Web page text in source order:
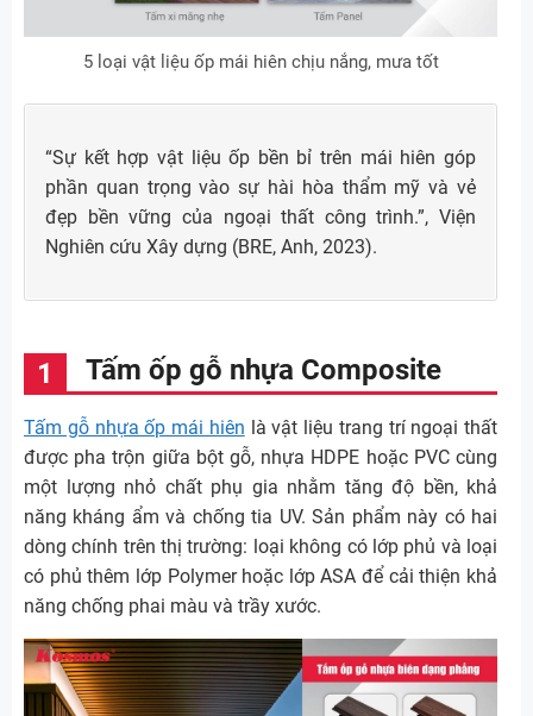
5 loại vật liệu ốp mái hiên chịu nắng, mưa tốt
“Sự kết hợp vật liệu ốp bền bỉ trên mái hiên góp
phần quan trọng vào sự hài hòa thẩm mỹ và vẻ
đẹp bền vững của ngoại thất công trình.”, Viện
Nghiên cứu Xây dựng (BRE, Anh, 2023).
Tấm ốp gỗ nhựa Composite
Tấm gỗ nhựa ốp mái hiên là vật liệu trang trí ngoại thất
được pha trộn giữa bột gỗ, nhựa HDPE hoặc PVC cùng
một lượng nhỏ chất phụ gia nhằm tăng độ bền, khả
năng kháng ẩm và chống tia UV. Sản phẩm này có hai
dòng chính trên thị trường: loại không có lớp phủ và loại
có phủ thêm lớp Polymer hoặc lớp ASA để cải thiện khả
năng chống phai màu và trầy xước.